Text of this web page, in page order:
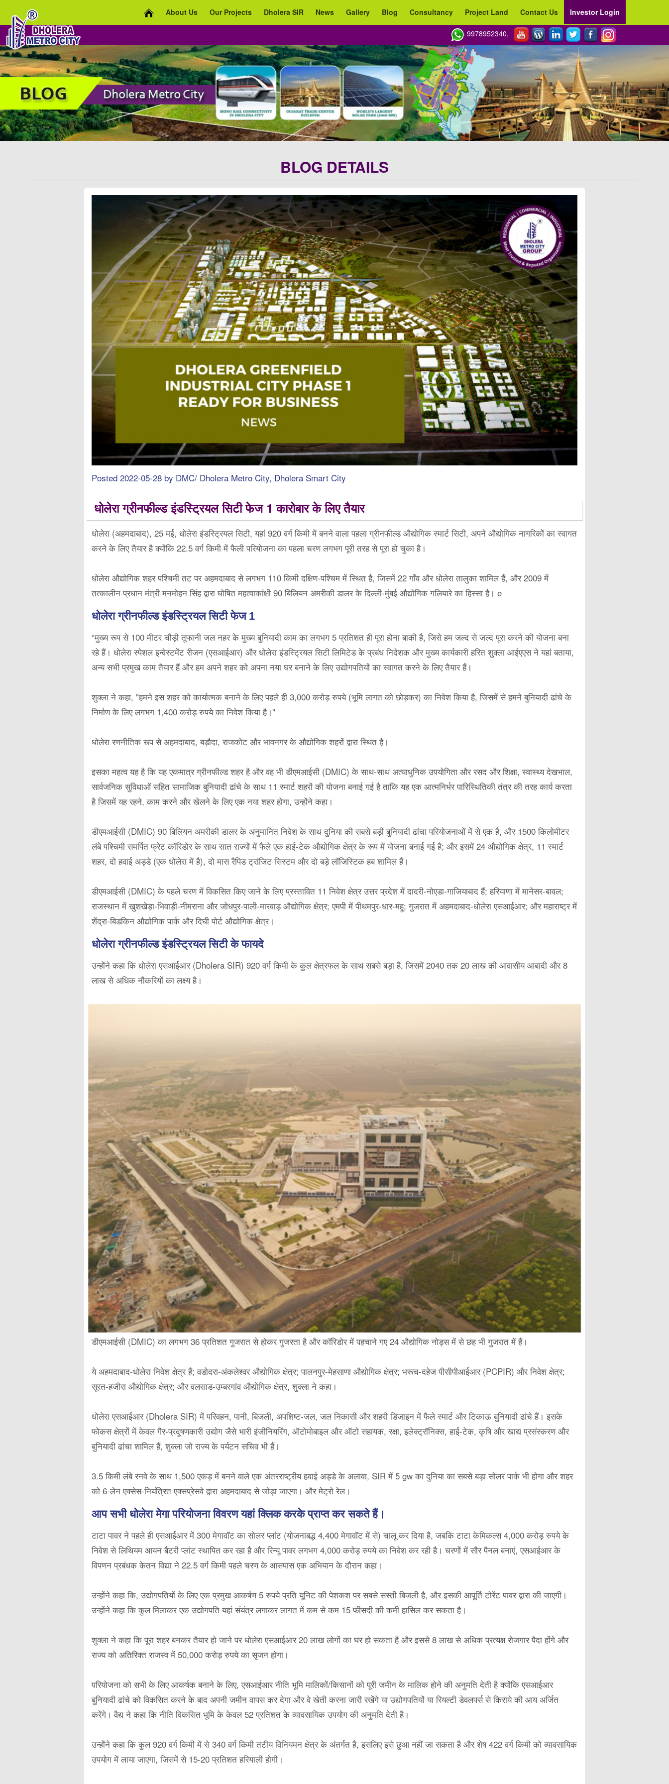
About Us Our Projects Dholera SIR News Gallery Blog Consultancy Project Land Contact Us Investor Login
9978952340,
BLOG DETAILS
Posted 2022-05-28 by DMC/ Dholera Metro City, Dholera Smart City
धोलेरा ग्रीनफील्ड इंडस्ट्रियल सिटी फेज 1 कारोबार के लिए तैयार
धोलेरा (अहमदाबाद), 25 मई, धोलेरा इंडस्ट्रियल सिटी, यहां 920 वर्ग किमी में बनने वाला पहला ग्रीनफील्ड औद्योगिक स्मार्ट सिटी, अपने औद्योगिक नागरिकों का स्वागत
करने के लिए तैयार है क्योंकि 22.5 वर्ग किमी में फैली परियोजना का पहला चरण लगभग पूरी तरह से पूरा हो चुका है।
धोलेरा औद्योगिक शहर पश्चिमी तट पर अहमदाबाद से लगभग 110 किमी दक्षिण-पश्चिम में स्थित है, जिसमें 22 गाँव और धोलेरा तालुका शामिल हैं, और 2009 में
तत्कालीन प्रधान मंत्री मनमोहन सिंह द्वारा घोषित महत्वाकांक्षी 90 बिलियन अमरीकी डालर के दिल्ली-मुंबई औद्योगिक गलियारे का हिस्सा है। e
धोलेरा ग्रीनफील्ड इंडस्ट्रियल सिटी फेज 1
“मुख्य रूप से 100 मीटर चौड़ी तूफानी जल नहर के मुख्य बुनियादी काम का लगभग 5 प्रतिशत ही पूरा होना बाकी है, जिसे हम जल्द से जल्द पूरा करने की योजना बना
रहे हैं। धोलेरा स्पेशल इन्वेस्टमेंट रीजन (एसआईआर) और धोलेरा इंडस्ट्रियल सिटी लिमिटेड के प्रबंध निदेशक और मुख्य कार्यकारी हरित शुक्ला आईएएस ने यहां बताया,
अन्य सभी प्रमुख काम तैयार हैं और हम अपने शहर को अपना नया घर बनाने के लिए उद्योगपतियों का स्वागत करने के लिए तैयार हैं।
शुक्ला ने कहा, "हमने इस शहर को कार्यात्मक बनाने के लिए पहले ही 3,000 करोड़ रुपये (भूमि लागत को छोड़कर) का निवेश किया है, जिसमें से हमने बुनियादी ढांचे के
निर्माण के लिए लगभग 1,400 करोड़ रुपये का निवेश किया है।"
धोलेरा रणनीतिक रूप से अहमदाबाद, बड़ौदा, राजकोट और भावनगर के औद्योगिक शहरों द्वारा स्थित है।
इसका महत्व यह है कि यह एकमात्र ग्रीनफील्ड शहर है और वह भी डीएमआईसी (DMIC) के साथ-साथ अत्याधुनिक उपयोगिता और रसद और शिक्षा, स्वास्थ्य देखभाल,
सार्वजनिक सुविधाओं सहित सामाजिक बुनियादी ढांचे के साथ 11 स्मार्ट शहरों की योजना बनाई गई है ताकि यह एक आत्मनिर्भर पारिस्थितिकी तंत्र की तरह कार्य करता
है जिसमें यह रहने, काम करने और खेलने के लिए एक नया शहर होगा, उन्होंने कहा।
डीएमआईसी (DMIC) 90 बिलियन अमरीकी डालर के अनुमानित निवेश के साथ दुनिया की सबसे बड़ी बुनियादी ढांचा परियोजनाओं में से एक है, और 1500 किलोमीटर
लंबे पश्चिमी समर्पित फ्रेट कॉरिडोर के साथ सात राज्यों में फैले एक हाई-टेक औद्योगिक क्षेत्र के रूप में योजना बनाई गई है; और इसमें 24 औद्योगिक क्षेत्र, 11 स्मार्ट
शहर, दो हवाई अड्डे (एक धोलेरा में है), दो मास रैपिड ट्रांजिट सिस्टम और दो बड़े लॉजिस्टिक हब शामिल हैं।
डीएमआईसी (DMIC) के पहले चरण में विकसित किए जाने के लिए प्रस्तावित 11 निवेश क्षेत्र उत्तर प्रदेश में दादरी-नोएडा-गाजियाबाद हैं; हरियाणा में मानेसर-बावल;
राजस्थान में खुशखेड़ा-भिवाड़ी-नीमराना और जोधपुर-पाली-मारवाड़ औद्योगिक क्षेत्र; एमपी में पीथमपुर-धार-महू; गुजरात में अहमदाबाद-धोलेरा एसआईआर; और महाराष्ट्र में
शेंद्रा-बिडकिन औद्योगिक पार्क और दिघी पोर्ट औद्योगिक क्षेत्र।
धोलेरा ग्रीनफील्ड इंडस्ट्रियल सिटी के फायदे
उन्होंने कहा कि धोलेरा एसआईआर (Dholera SIR) 920 वर्ग किमी के कुल क्षेत्रफल के साथ सबसे बड़ा है, जिसमें 2040 तक 20 लाख की आवासीय आबादी और 8
लाख से अधिक नौकरियों का लक्ष्य है।
डीएमआईसी (DMIC) का लगभग 36 प्रतिशत गुजरात से होकर गुजरता है और कॉरिडोर में पहचाने गए 24 औद्योगिक नोड्स में से छह भी गुजरात में हैं।
ये अहमदाबाद-धोलेरा निवेश क्षेत्र हैं; वडोदरा-अंकलेश्वर औद्योगिक क्षेत्र; पालनपुर-मेहसाणा औद्योगिक क्षेत्र; भरूच-दहेज पीसीपीआईआर (PCPIR) और निवेश क्षेत्र;
सूरत-हजीरा औद्योगिक क्षेत्र; और वलसाड-उम्बरगांव औद्योगिक क्षेत्र, शुक्ला ने कहा।
धोलेरा एसआईआर (Dholera SIR) में परिवहन, पानी, बिजली, अपशिष्ट-जल, जल निकासी और शहरी डिजाइन में फैले स्मार्ट और टिकाऊ बुनियादी ढांचे हैं। इसके
फोकस क्षेत्रों में केवल गैर-प्रदूषणकारी उद्योग जैसे भारी इंजीनियरिंग, ऑटोमोबाइल और ऑटो सहायक, रक्षा, इलेक्ट्रॉनिक्स, हाई-टेक, कृषि और खाद्य प्रसंस्करण और
बुनियादी ढांचा शामिल हैं, शुक्ला जो राज्य के पर्यटन सचिव भी हैं।
3.5 किमी लंबे रनवे के साथ 1,500 एकड़ में बनने वाले एक अंतरराष्ट्रीय हवाई अड्डे के अलावा, SIR में 5 gw का दुनिया का सबसे बड़ा सोलर पार्क भी होगा और शहर
को 6-लेन एक्सेस-नियंत्रित एक्सप्रेसवे द्वारा अहमदाबाद से जोड़ा जाएगा। और मेट्रो रेल।
आप सभी धोलेरा मेगा परियोजना विवरण यहां क्लिक करके प्राप्त कर सकते हैं।
टाटा पावर ने पहले ही एसआईआर में 300 मेगावॉट का सोलर प्लांट (योजनाबद्ध 4,400 मेगावॉट में से) चालू कर दिया है, जबकि टाटा केमिकल्स 4,000 करोड़ रुपये के
निवेश से लिथियम आयन बैटरी प्लांट स्थापित कर रहा है और रिन्यू पावर लगभग 4,000 करोड़ रुपये का निवेश कर रही है। चरणों में सौर पैनल बनाएं, एसआईआर के
विपणन प्रबंधक केतन विद्या ने 22.5 वर्ग किमी पहले चरण के आसपास एक अभियान के दौरान कहा।
उन्होंने कहा कि, उद्योगपतियों के लिए एक प्रमुख आकर्षण 5 रुपये प्रति यूनिट की पेशकश पर सबसे सस्ती बिजली है, और इसकी आपूर्ति टोरेंट पावर द्वारा की जाएगी।
उन्होंने कहा कि कुल मिलाकर एक उद्योगपति यहां संयंत्र लगाकर लागत में कम से कम 15 फीसदी की कमी हासिल कर सकता है।
शुक्ला ने कहा कि पूरा शहर बनकर तैयार हो जाने पर धोलेरा एसआईआर 20 लाख लोगों का घर हो सकता है और इससे 8 लाख से अधिक प्रत्यक्ष रोजगार पैदा होंगे और
राज्य को अतिरिक्त राजस्व में 50,000 करोड़ रुपये का सृजन होगा।
परियोजना को सभी के लिए आकर्षक बनाने के लिए, एसआईआर नीति भूमि मालिकों/किसानों को पूरी जमीन के मालिक होने की अनुमति देती है क्योंकि एसआईआर
बुनियादी ढांचे को विकसित करने के बाद अपनी जमीन वापस कर देगा और वे खेती करना जारी रखेंगे या उद्योगपतियों या रियल्टी डेवलपर्स से किराये की आय अर्जित
करेंगे। वैद्य ने कहा कि नीति विकसित भूमि के केवल 52 प्रतिशत के व्यावसायिक उपयोग की अनुमति देती है।
उन्होंने कहा कि कुल 920 वर्ग किमी में से 340 वर्ग किमी तटीय विनियमन क्षेत्र के अंतर्गत है, इसलिए इसे छुआ नहीं जा सकता है और शेष 422 वर्ग किमी को व्यावसायिक
उपयोग में लाया जाएगा, जिसमें से 15-20 प्रतिशत हरियाली होगी।